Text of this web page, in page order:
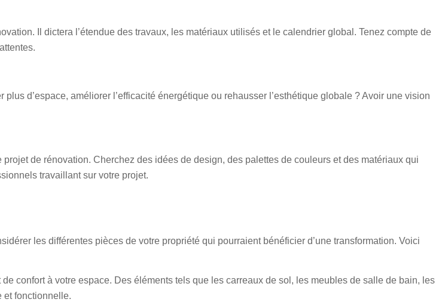
Il dictera l’étendue des travaux, les matériaux utilisés et le calendrier global. Tenez compte de
d’espace, améliorer l’efficacité énergétique ou rehausser l’esthétique globale ? Avoir une vision
de rénovation. Cherchez des idées de design, des palettes de couleurs et des matériaux qui
travaillant sur votre projet.
les différentes pièces de votre propriété qui pourraient bénéficier d’une transformation. Voici
confort à votre espace. Des éléments tels que les carreaux de sol, les meubles de salle de bain, les
et fonctionnelle.